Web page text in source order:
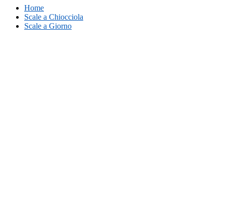
Home
Scale a Chiocciola
Scale a Giorno